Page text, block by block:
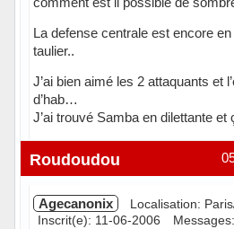
La defense centrale est encore
taulier..
J’ai bien aimé les 2 attaquants et
d’hab…
J’ai trouvé Samba en dilettante et
Hors ligne
Roudoudou
Agecanonix
Localisation:
Inscrit(e): 11-06-2006